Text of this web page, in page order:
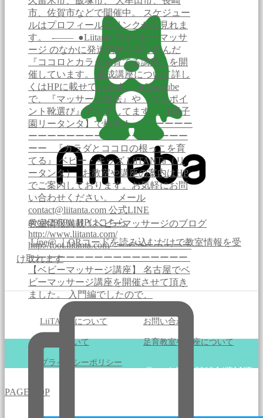
【ベビーマッサージ講座】 名古屋でベ
ビーマッサージ講座を開催させて頂き
ました。 入門編でしたので、
教室情報満載！ベビーマッサージのブログ
Line@ ｜QRコードを読み込むだけで教室情報を受
け取れます
LiiTANTaについて お問い合わせ
足育について 足育教室や講座について
プライバシーポリシー
Copyright © 2019 LiiTANTa
PAGE TOP